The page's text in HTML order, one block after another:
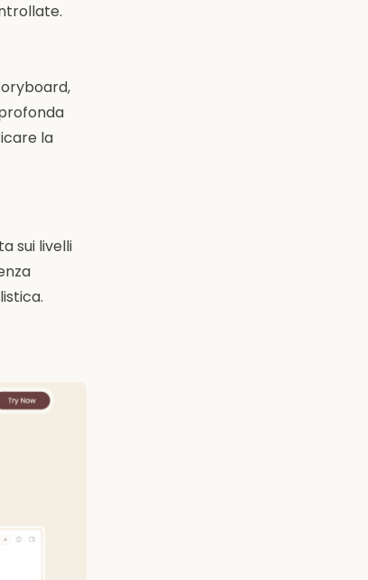
la
sui livelli